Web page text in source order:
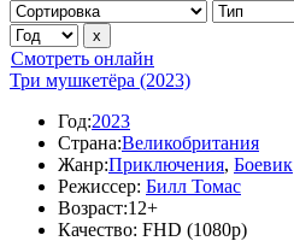
Смотреть онлайн
Три мушкетёра (2023)
Год:2023
Страна:Великобритания
Жанр:Приключения, Боевик
Режиссер: Билл Томас
Возраст:12+
Качество: FHD (1080p)